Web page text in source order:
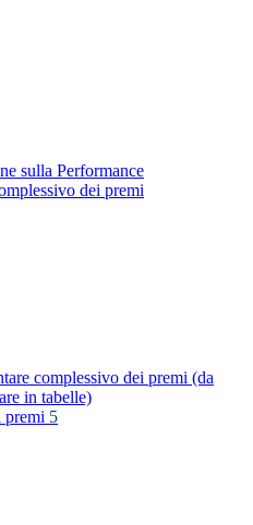
sulla Performance
dei premi
complessivo dei premi (da
in tabelle)
premi 5